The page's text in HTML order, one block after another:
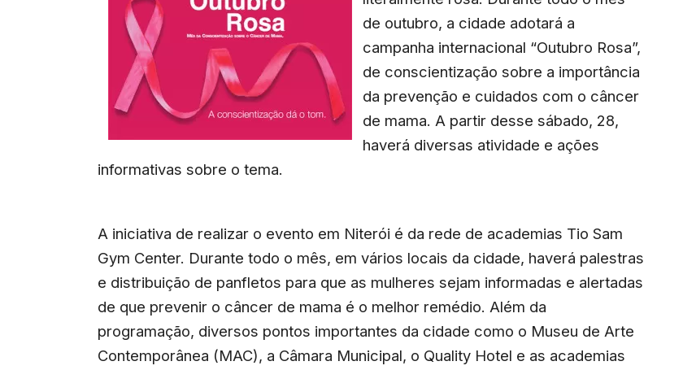
de outubro, a cidade adotará a
campanha internacional “Outubro Rosa”,
de conscientização sobre a importância
da prevenção e cuidados com o câncer
de mama. A partir desse sábado, 28,
haverá diversas atividade e ações
informativas sobre o tema.
A iniciativa de realizar o evento em Niterói é da rede de academias Tio Sam
Gym Center. Durante todo o mês, em vários locais da cidade, haverá palestras
e distribuição de panfletos para que as mulheres sejam informadas e alertadas
de que prevenir o câncer de mama é o melhor remédio. Além da
programação, diversos pontos importantes da cidade como o Museu de Arte
Contemporânea (MAC), a Câmara Municipal, o Quality Hotel e as academias